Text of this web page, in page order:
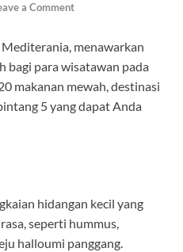
a Comment
menawarkan
bagi para wisatawan pada
makanan mewah, destinasi
5 yang dapat Anda
hidangan kecil yang
seperti hummus,
halloumi panggang.